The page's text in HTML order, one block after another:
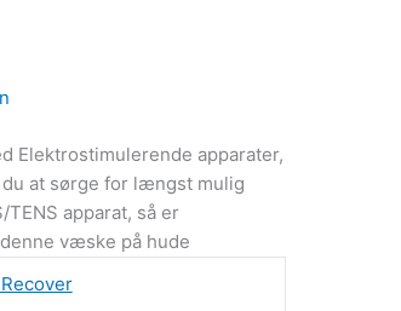
Elektrostimulerende apparater,
du at sørge for længst mulig
apparat, så er
væske på hude